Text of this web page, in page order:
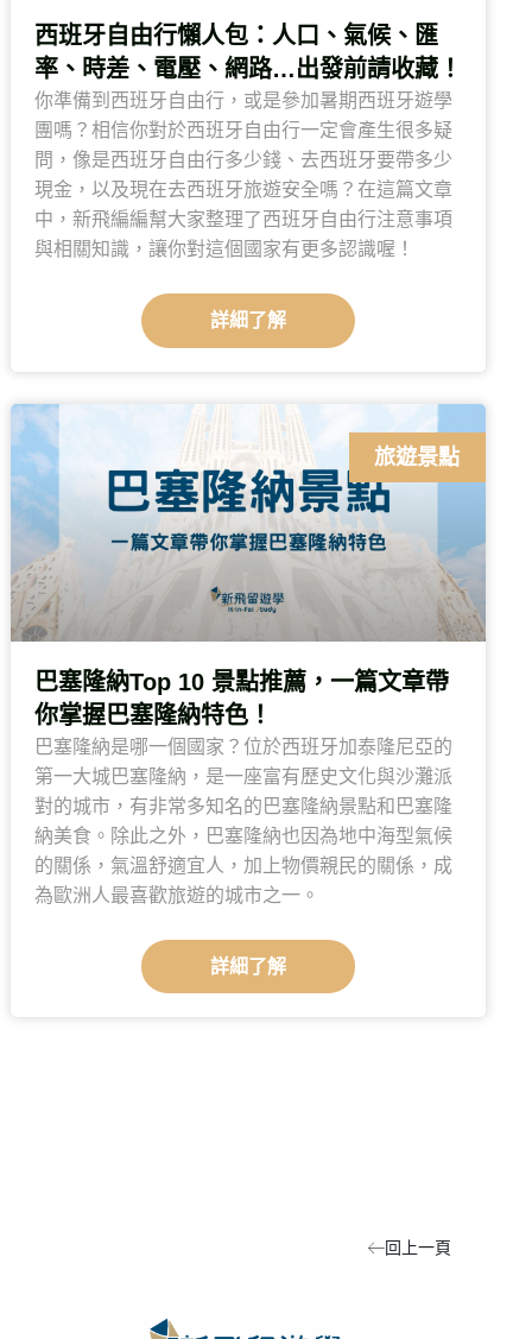
西班牙自由行懶人包：人口、氣候、匯
率、時差、電壓、網路…出發前請收藏！
你準備到西班牙自由行，或是參加暑期西班牙遊學
團嗎？相信你對於西班牙自由行一定會產生很多疑
問，像是西班牙自由行多少錢、去西班牙要帶多少
現金，以及現在去西班牙旅遊安全嗎？在這篇文章
中，新飛編編幫大家整理了西班牙自由行注意事項
與相關知識，讓你對這個國家有更多認識喔！
詳細了解
旅遊景點
巴塞隆納Top 10 景點推薦，一篇文章帶
你掌握巴塞隆納特色！
巴塞隆納是哪一個國家？位於西班牙加泰隆尼亞的
第一大城巴塞隆納，是一座富有歷史文化與沙灘派
對的城市，有非常多知名的巴塞隆納景點和巴塞隆
納美食。除此之外，巴塞隆納也因為地中海型氣候
的關係，氣溫舒適宜人，加上物價親民的關係，成
為歐洲人最喜歡旅遊的城市之一。
詳細了解
回上一頁